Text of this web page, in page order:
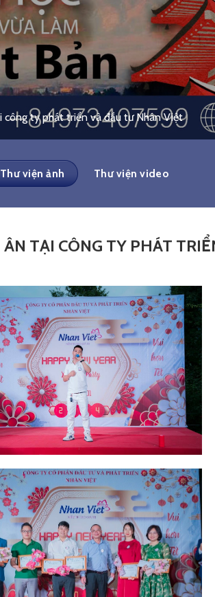
công ty phát triển và đầu tư Nhân Việt
Thư viện ảnh Thư viện video
TẠI CÔNG TY PHÁT